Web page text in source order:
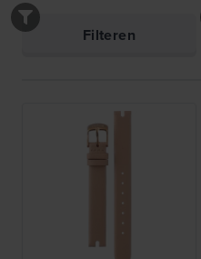
Filteren